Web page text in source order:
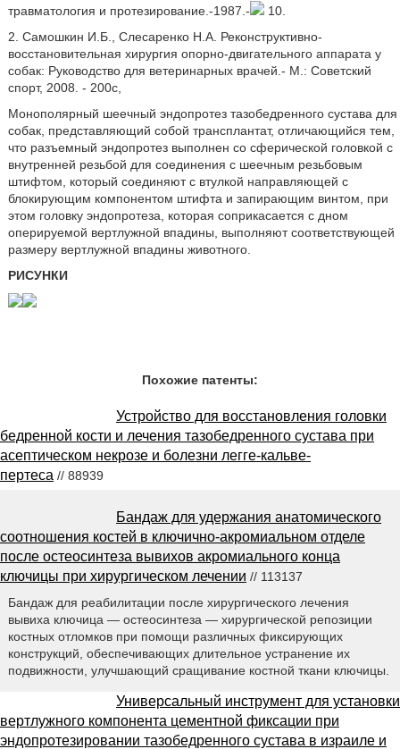
травматология и протезирование.-1987.-
10.
2. Самошкин И.Б., Слесаренко Н.А. Реконструктивно-
восстановительная хирургия опорно-двигательного аппарата у
собак: Руководство для ветеринарных врачей.- М.: Советский
спорт, 2008. - 200с,
Монополярный шеечный эндопротез тазобедренного сустава для
собак, представляющий собой трансплантат, отличающийся тем,
что разъемный эндопротез выполнен со сферической головкой с
внутренней резьбой для соединения с шеечным резьбовым
штифтом, который соединяют с втулкой направляющей с
блокирующим компонентом штифта и запирающим винтом, при
этом головку эндопротеза, которая соприкасается с дном
оперируемой вертлужной впадины, выполняют соответствующей
размеру вертлужной впадины животного.
РИСУНКИ
Похожие патенты:
Устройство для восстановления головки
бедренной кости и лечения тазобедренного сустава при
асептическом некрозе и болезни легге-кальве-
пертеса // 88939
Бандаж для удержания анатомического
соотношения костей в ключично-акромиальном отделе
после остеосинтеза вывихов акромиального конца
ключицы при хирургическом лечении // 113137
Бандаж для реабилитации после хирургического лечения
вывиха ключица — остеосинтеза — хирургической репозиции
костных отломков при помощи различных фиксирующих
конструкций, обеспечивающих длительное устранение их
подвижности, улучшающий сращивание костной ткани ключицы.
Универсальный инструмент для установки
вертлужного компонента цементной фиксации при
эндопротезировании тазобедренного сустава в израиле и